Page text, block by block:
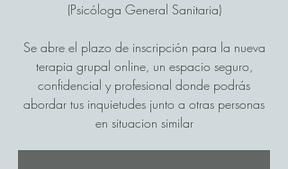
(Psicóloga General Sanitaria)
Se abre el plazo de inscripción para la nueva
terapia grupal online, un espacio seguro,
confidencial y profesional donde podrás
abordar tus inquietudes junto a otras personas
en situacion similar